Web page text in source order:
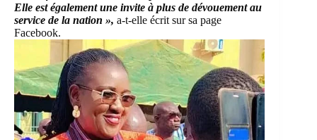
Elle est également une invite à plus de dévouement au
service de la nation », a-t-elle écrit sur sa page
Facebook.